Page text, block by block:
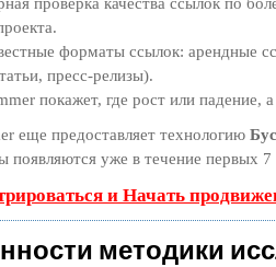
форматы ссылок: арендные
пресс-релизы).
покажет, где рост или падение,
еще предоставляет технологию
появляются уже в течение первых
и Начать
методики